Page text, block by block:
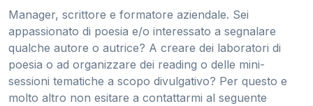
Manager, scrittore e formatore aziendale. Sei
appassionato di poesia e/o interessato a segnalare
qualche autore o autrice? A creare dei laboratori di
poesia o ad organizzare dei reading o delle mini-
sessioni tematiche a scopo divulgativo? Per questo e
molto altro non esitare a contattarmi al seguente